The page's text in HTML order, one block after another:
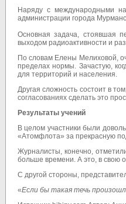
Наряду с международными
администрации города
Основная задача, стоявшая
выходом радиоактивности и
По словам Елены Мелиховой,
пределах нормы. Зачастую,
для территорий и населения.
Другая сложность состоит в
согласованиях сделать это
Результаты учений
В целом участники были
«Атомфлота» за прекрасную
Журналисты, конечно,
больше времени. А это, в свою
С другой стороны,
«Если бы такая течь